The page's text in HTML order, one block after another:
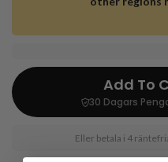
Add To
30 Dagars
Eller betala i 4